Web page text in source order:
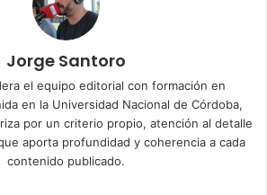
Jorge Santoro
el equipo editorial con formación en
en la Universidad Nacional de Córdoba,
por un criterio propio, atención al detalle
aporta profundidad y coherencia a cada
contenido publicado.